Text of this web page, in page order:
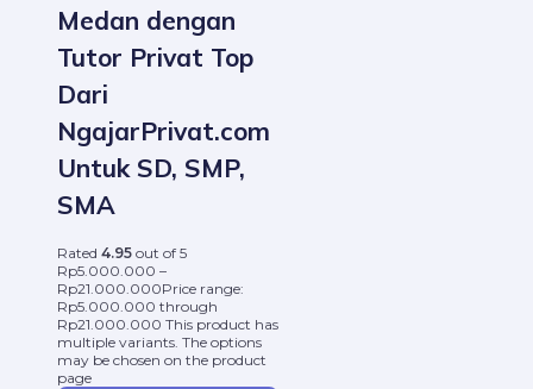
Medan dengan
Tutor Privat Top
Dari
NgajarPrivat.com
Untuk SD, SMP,
SMA
Rated 4.95 out of 5
Rp5.000.000 –
Rp21.000.000Price range:
Rp5.000.000 through
Rp21.000.000 This product has
multiple variants. The options
may be chosen on the product
page